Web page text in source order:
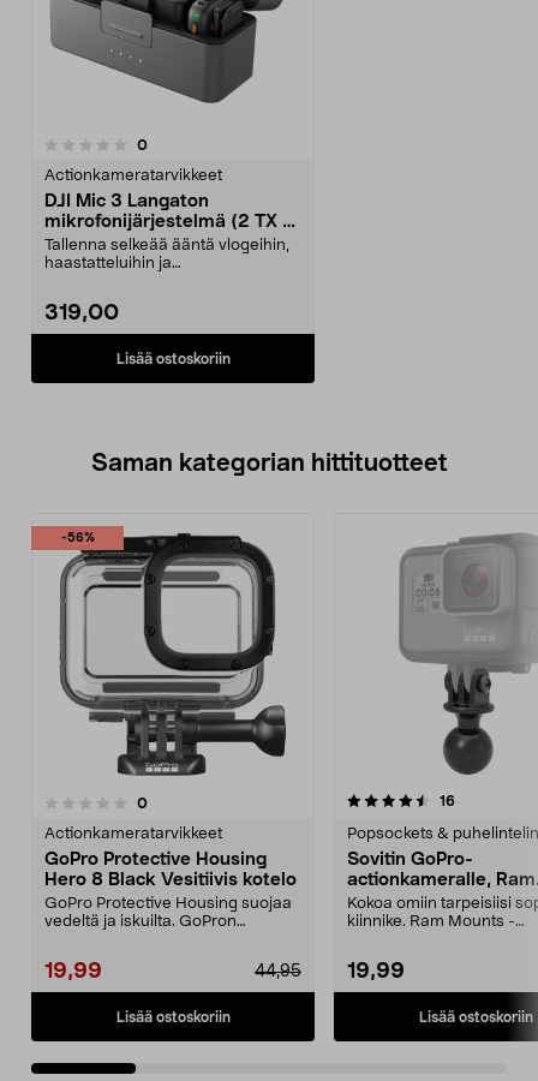
0arvostelut
Actionkameratarvikkeet
DJI Mic 3 Langaton
mikrofonijärjestelmä (2 TX +
1 RX + latauskotelo)
Tallenna selkeää ääntä vlogeihin,
haastatteluihin ja
319,00
Lisää ostoskoriin
Saman kategorian hittituotteet
-56%
0arvostelut
Actionkameratarvikkeet
GoPro Protective Housing
Hero 8 Black Vesitiivis kotelo
GoPro Protective Housing suojaa
vedeltä ja iskuilta. GoPron
19,99 44,95
Lisää ostoskoriin
4.5 viidestä
16arvostelut
Popsockets &
Sovitin GoPro-
actionkameralle, Ram
Mounts
Kokoa omiin tarpeisiisi
kiinnike. Ram Mounts -
19,99
Lisää ostoskoriin
4.0 viidestä